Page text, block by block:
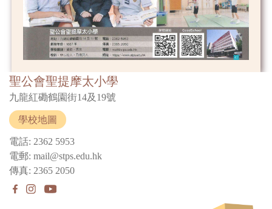
聖公會聖提摩太小學
九龍紅磡鶴園街14及19號
學校地圖
電話: 2362 5953
電郵: mail@stps.edu.hk
傳真: 2365 2050